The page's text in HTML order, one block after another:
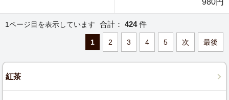
980円
1ページ目を表示しています 合計： 424件
1 2 3 4 5 次 最後
紅茶